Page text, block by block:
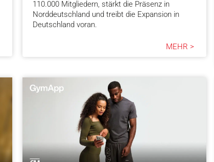
110.000 Mitgliedern, stärkt die Präsenz in
Norddeutschland und treibt die Expansion in
Deutschland voran.
MEHR >